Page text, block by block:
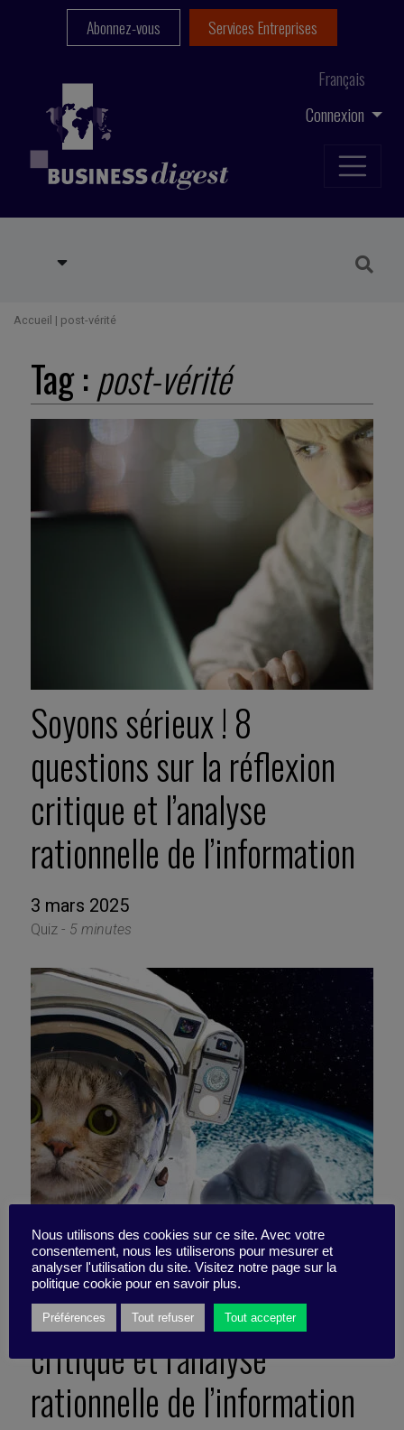
Connexion
Français
Abonnez-vous Services Entreprises
Accueil | post-vérité
Tag :post-vérité
Soyons sérieux ! 8
questions sur la réflexion
critique et l’analyse
rationnelle de l’information
3 mars 2025
Quiz - 5 minutes
Soyons farfelus ! 8
questions sur la réflexion
critique et l’analyse
rationnelle de l’information
Nous utilisons des cookies sur ce site. Avec votre
consentement, nous les utiliserons pour mesurer et
analyser l'utilisation du site. Visitez notre page sur la
politique cookie pour en savoir plus.
Préférences Tout refuser Tout accepter